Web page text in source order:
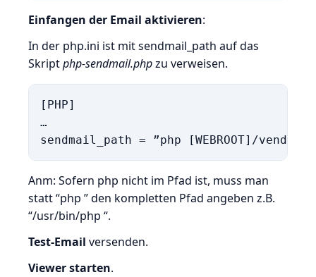
Einfangen der Email aktivieren:
In der php.ini ist mit sendmail_path auf das
Skriptphp-sendmail.phpzu verweisen.
[PHP]
…
Anm: Sofern php nicht im Pfad ist, muss man
statt “php ” den kompletten Pfad angeben z.B.
“/usr/bin/php “.
Test-Email versenden.
Viewer starten.